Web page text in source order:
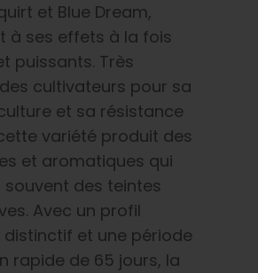
et Blue Dream,
à ses effets à la fois
puissants. Très
cultivateurs pour sa
et sa résistance
variété produit des
et aromatiques qui
des teintes
Avec un profil
et une période
rapide de 65 jours, la